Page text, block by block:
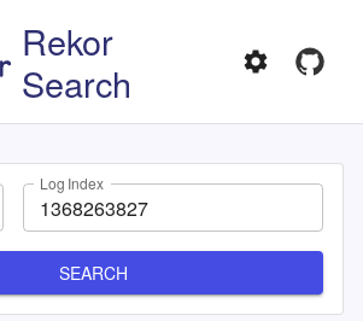
Rekor
Search
Log Index
SEARCH